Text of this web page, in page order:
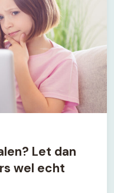
Let dan
wel echt